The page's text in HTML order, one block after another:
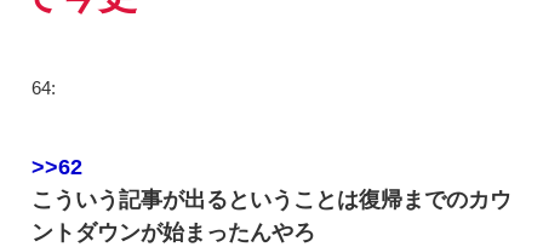
64:
>>62
こういう記事が出るということは復帰までのカウ
ントダウンが始まったんやろ